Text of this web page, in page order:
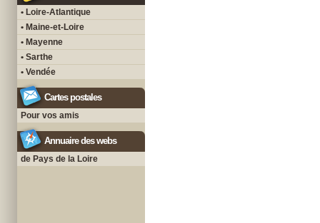
• Loire-Atlantique
• Maine-et-Loire
• Mayenne
• Sarthe
• Vendée
Cartes postales
Pour vos amis
Annuaire des webs
de Pays de la Loire